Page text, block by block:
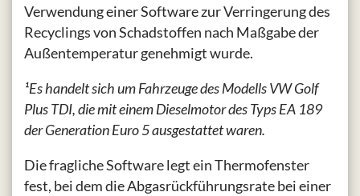
Verwendung einer Software zur Verringerung des
Recyclings von Schadstoffen nach Maßgabe der
Außentemperatur genehmigt wurde.
¹Es handelt sich um Fahrzeuge des Modells VW Golf
Plus TDI, die mit einem Dieselmotor des Typs EA 189
der Generation Euro 5 ausgestattet waren.
Die fragliche Software legt ein Thermofenster
fest, bei dem die Abgasrückführungsrate bei einer